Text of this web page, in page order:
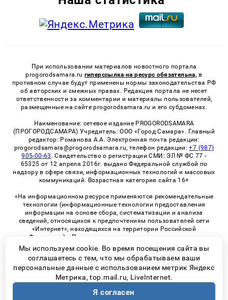
При использовании материалов новостного портала
progorodsamara.ru гиперссылка на ресурс обязательна, в
противном случае будут применены нормы законодательства РФ
об авторских и смежных правах. Редакция портала не несет
ответственности за комментарии и материалы пользователей,
размещенные на сайте progorodsamara.ru и его субдоменах.
Наименование: сетевое издание PROGORODSAMARA
(ПРОГОРОДСАМАРА) Учредитель: ООО «Город Самара». Главный
редактор: Романова А.А. Электронная почта редакции:
progorodsamara@progorodsamara.ru, телефон редакции:+7 (987)
905-00-63 . Свидетельство о регистрации СМИ: ЭЛ № ФС 77 -
65325 от 12 апреля 2016г. выдано Федеральной службой по
надзору в сфере связи, информационных технологий и массовых
коммуникаций. Возрастная категория сайта 16+
«На информационном ресурсе применяются рекомендательные
технологии (информационные технологии предоставления
информации на основе сбора, систематизации и анализа
сведений, относящихся к предпочтениям пользователей сети
«Интернет», находящихся на территории Российской
Федерации)». Правила применения рекомендательных
технологий в виджетах рекламно-обменной сети
«СМИ2» (PDF)
© 2026 «ProGorodSamara» | Все права защищены
Возрастная категория сайта 16+
Мы используем cookie. Во время посещения сайта вы
соглашаетесь с тем, что мы обрабатываем ваши
персональные данные с использованием метрик Яндекс
Метрика, top.mail.ru, LiveInternet.
Я согласен